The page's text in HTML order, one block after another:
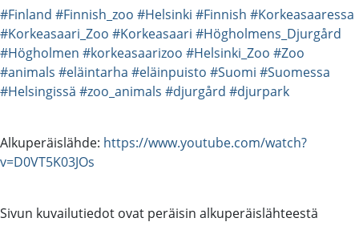
#Finland #Finnish_zoo #Helsinki #Finnish #Korkeasaaressa
#Korkeasaari_Zoo #Korkeasaari #Högholmens_Djurgård
#Högholmen #korkeasaarizoo #Helsinki_Zoo #Zoo
#animals #eläintarha #eläinpuisto #Suomi #Suomessa
#Helsingissä #zoo_animals #djurgård #djurpark
Alkuperäislähde: https://www.youtube.com/watch?
v=D0VT5K03JOs
Sivun kuvailutiedot ovat peräisin alkuperäislähteestä